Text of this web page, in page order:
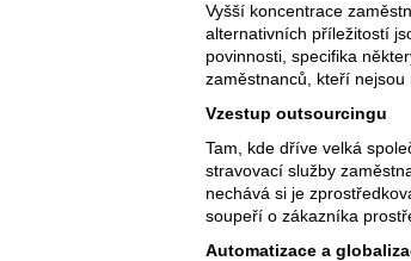
Vyšší koncentrace
alternativních příležitostí
povinnosti, specifika
zaměstnanců, kteří nejsou
Vzestup outsourcingu
Tam, kde dříve velká
stravovací služby
nechává si je
soupeří o zákazníka
Automatizace a